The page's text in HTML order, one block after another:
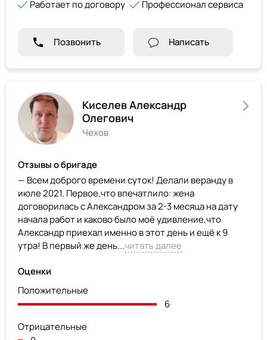
Работает по договору Профессионал сервиса
Позвонить Написать
Киселев Александр
Олегович
Чехов
Отзывы о бригаде
— Всем доброго времени суток! Делали веранду в
июле 2021. Первое,что впечатлило: жена
договорилась с Александром за 2-3 месяца на дату
начала работ и каково было моё удивление,что
Александр приехал именно в этот день и ещё к 9
утра! В первый же день...читать далее
Оценки
Положительные
6
Отрицательные